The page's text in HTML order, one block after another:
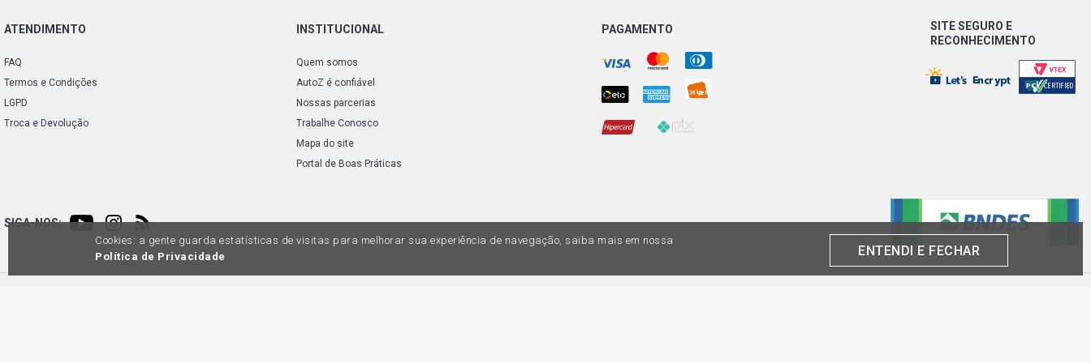
RODA INTERNA
SPRINTER 310 BAIXO CL VAN 2.5 8V OM014A
DIESEL (1997 - 2001) EIXO DIANTEIRO, RODA
INTERNA
SPRINTER 310 EXECUTIVO VAN 2.5 8V OM014A
ATENDIMENTO
FAQ
Termos e Condições
LGPD
Troca e Devolução
INSTITUCIONAL
Quem somos
AutoZ é confiável
Nossas parcerias
Trabalhe Conosco
Mapa do site
Portal de Boas Práticas
PAGAMENTO
SITE SEGURO E
RECONHECIMENTO
SIGA-NOS:
Cookies: a gente guarda estatísticas de visitas para melhorar sua experiência de navegação, saiba mais em nossa
Política de Privacidade
ENTENDI E FECHAR